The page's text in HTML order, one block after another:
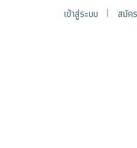
เข้าสู่ระบบ สมัค